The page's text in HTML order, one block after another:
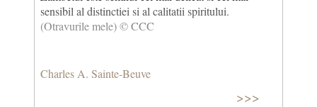
sensibil al distinctiei si al calitatii spiritului.
(Otravurile mele) © CCC
Charles A. Sainte-Beuve
>>>